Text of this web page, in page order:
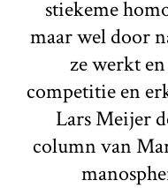
stiekeme
maar wel door
ze werkt
competitie en
Lars Meijer
column van